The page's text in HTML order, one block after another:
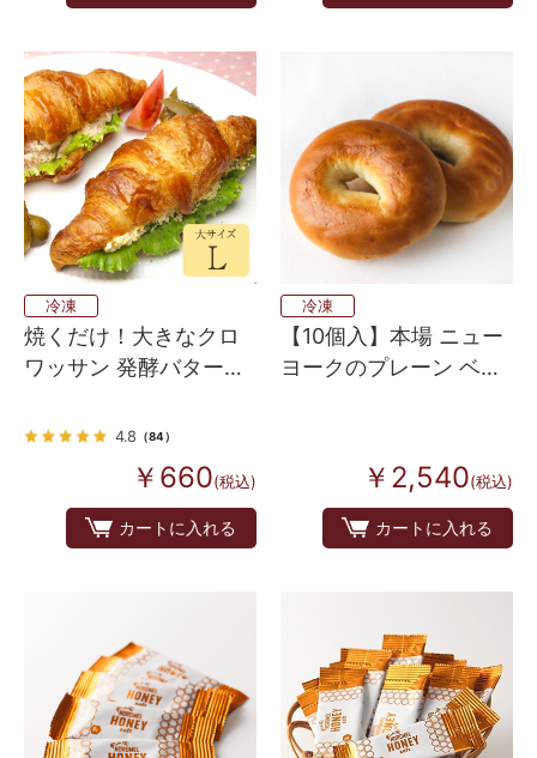
冷凍
焼くだけ！大きなクロ
ワッサン 発酵バターが
up生地 4個入り
4.8 （84）
￥660(税込)
カートに入れる
冷凍
【10個入】本場 ニュー
ヨークのプレーン ベー
￥2,540(税込)
カートに入れる